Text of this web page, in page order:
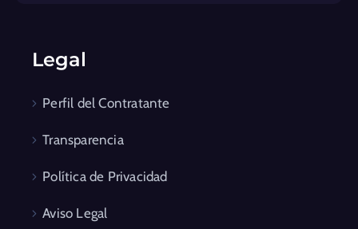
Legal
Perfil del Contratante
Transparencia
Política de Privacidad
Aviso Legal